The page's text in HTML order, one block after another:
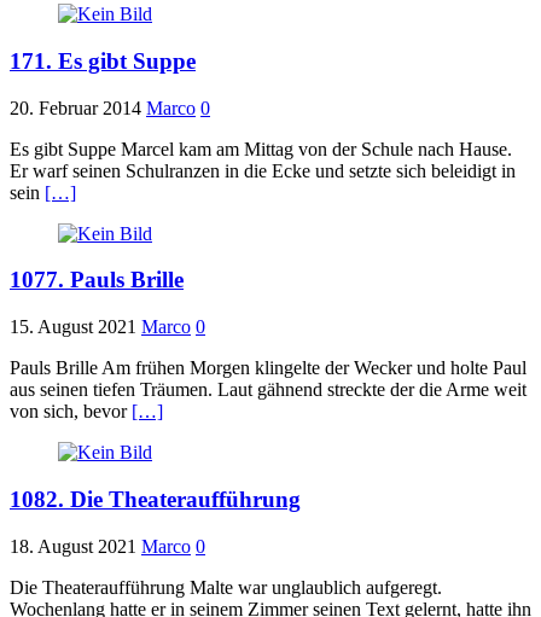
171. Es gibt Suppe
20. Februar 2014 Marco 0
Es gibt Suppe Marcel kam am Mittag von der Schule nach Hause.
Er warf seinen Schulranzen in die Ecke und setzte sich beleidigt in
sein […]
1077. Pauls Brille
15. August 2021 Marco 0
Pauls Brille Am frühen Morgen klingelte der Wecker und holte Paul
aus seinen tiefen Träumen. Laut gähnend streckte der die Arme weit
von sich, bevor […]
1082. Die Theateraufführung
18. August 2021 Marco 0
Die Theateraufführung Malte war unglaublich aufgeregt.
Wochenlang hatte er in seinem Zimmer seinen Text gelernt, hatte ihn